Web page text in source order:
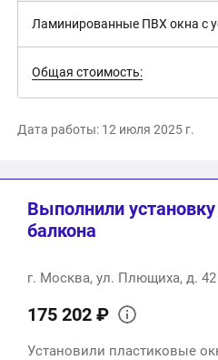
Ламинированные ПВХ окна с
Общая стоимость:
Дата работы: 12 июля 2025 г.
Выполнили
балкона
г. Москва, ул. Плющиха, д. 42
175 202 ₽
Установили пластиковые